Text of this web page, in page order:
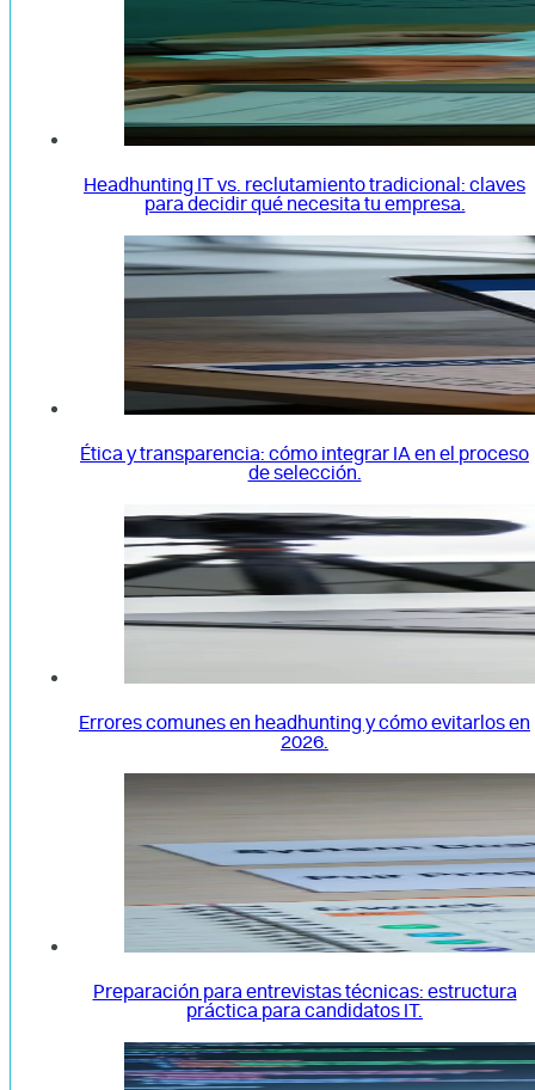
Headhunting IT vs. reclutamiento tradicional: claves
para decidir qué necesita tu empresa.
Ética y transparencia: cómo integrar IA en el proceso
de selección.
Errores comunes en headhunting y cómo evitarlos en
2026.
Preparación para entrevistas técnicas: estructura
práctica para candidatos IT.